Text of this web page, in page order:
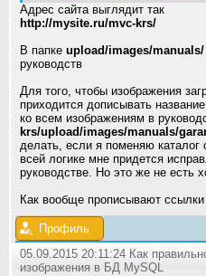
Адрес сайта выглядит так
http://mysite.ru/mvc-krs/
В папке upload/images/manuals/
руководств
Для того, чтобы изображения
приходится дописывать
ко всем изображениям в
krs/upload/images/manuals/
делать, если я поменяю каталог
всей логике мне придется
руководстве. Но это же не есть
Как вообще прописывают
Профиль
05.09.2015 20:11:24 Как
изображения в БД MySQL